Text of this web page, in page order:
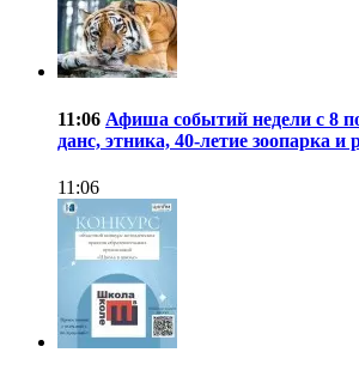
11:06 Афиша событий недели с 8
данс, этника, 40-летие зоопарка и
11:06